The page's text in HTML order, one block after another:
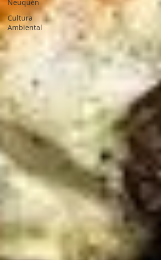
Neuquén
Cultura
Ambiental